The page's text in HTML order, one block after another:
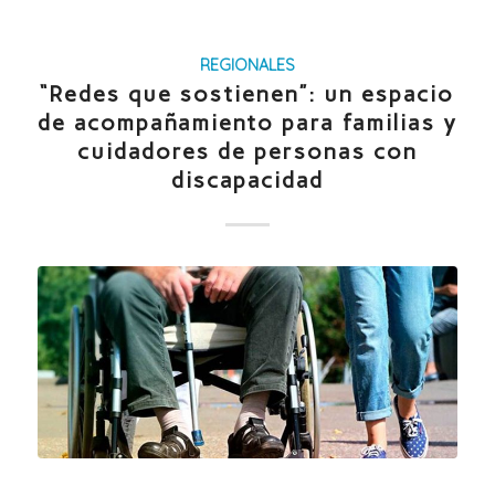
REGIONALES
“Redes que sostienen”: un espacio
de acompañamiento para familias y
cuidadores de personas con
discapacidad